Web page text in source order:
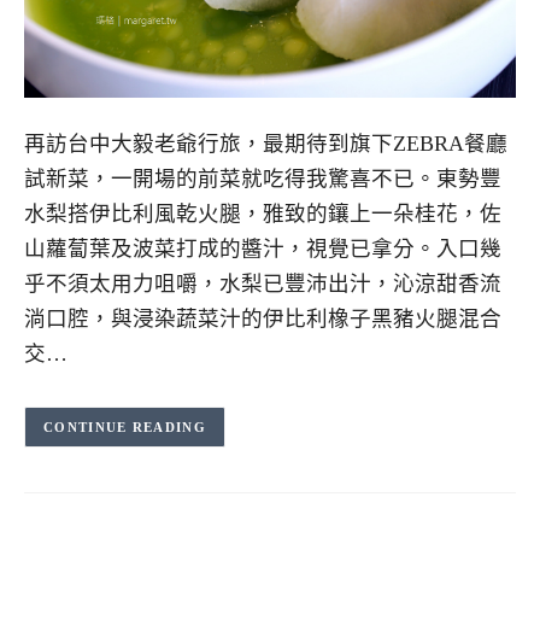
再訪台中大毅老爺行旅，最期待到旗下ZEBRA餐廳
試新菜，一開場的前菜就吃得我驚喜不已。東勢豐
水梨搭伊比利風乾火腿，雅致的鑲上一朵桂花，佐
山蘿蔔葉及波菜打成的醬汁，視覺已拿分。入口幾
乎不須太用力咀嚼，水梨已豐沛出汁，沁涼甜香流
淌口腔，與浸染蔬菜汁的伊比利橡子黑豬火腿混合
交…
CONTINUE READING